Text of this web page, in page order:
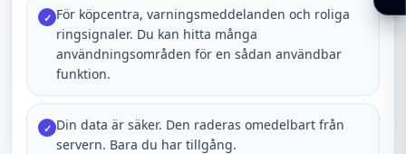
✓ För köpcentra, varningsmeddelanden och roliga
ringsignaler. Du kan hitta många
användningsområden för en sådan användbar
funktion.
✓ Din data är säker. Den raderas omedelbart från
servern. Bara du har tillgång.